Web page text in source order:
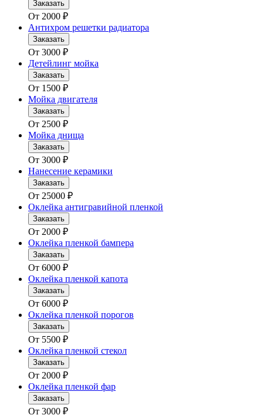
Заказать
От 2000 ₽
Антихром решетки радиатора
Заказать
От 3000 ₽
Детейлинг мойка
Заказать
От 1500 ₽
Мойка двигателя
Заказать
От 2500 ₽
Мойка днища
Заказать
От 3000 ₽
Нанесение керамики
Заказать
От 25000 ₽
Оклейка антигравийной пленкой
Заказать
От 2000 ₽
Оклейка пленкой бампера
Заказать
От 6000 ₽
Оклейка пленкой капота
Заказать
От 6000 ₽
Оклейка пленкой порогов
Заказать
От 5500 ₽
Оклейка пленкой стекол
Заказать
От 2000 ₽
Оклейка пленкой фар
Заказать
От 3000 ₽